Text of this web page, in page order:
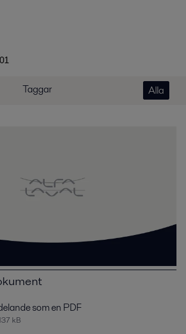
Taggar Alla
som en PDF
kB